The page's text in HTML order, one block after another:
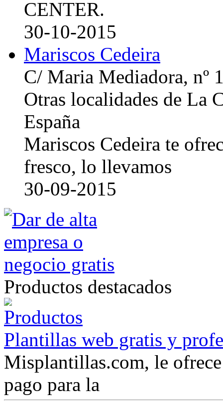
CENTER.
30-10-2015
Mariscos Cedeira
C/ Maria Mediadora, nº
Otras localidades de La
España
Mariscos Cedeira te
fresco, lo llevamos
30-09-2015
Productos destacados
Plantillas web gratis y
Misplantillas.com, le
pago para la